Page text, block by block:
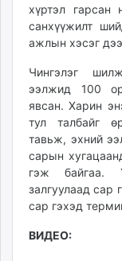
хүртэл гарсан
санхүүжилт
ажлын хэсэг
Чингэлэг
ээлжид 100
явсан. Харин
тул талбайг
тавьж, эхний
сарын
гэж байгаа.
залгуулаад сар
сар гэхэд
ВИДЕО: